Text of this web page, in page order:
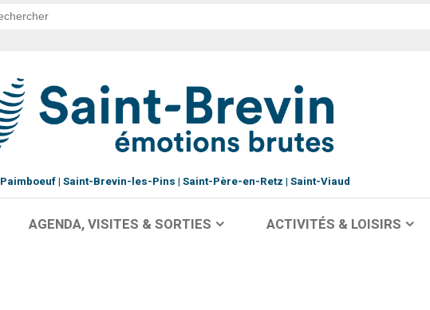
Paimboeuf Saint-Brevin-les-Pins Saint-Père-en-Retz Saint-Viaud
AGENDA, VISITES & SORTIES ACTIVITÉS & LOISIRS